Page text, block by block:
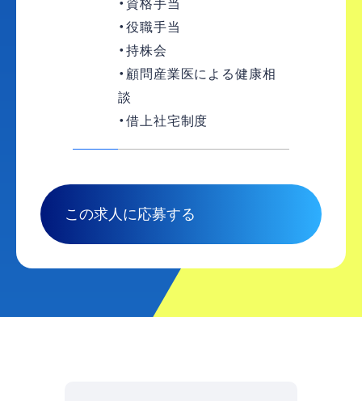
・資格手当
・役職手当
・持株会
・顧問産業医による健康相
談
・借上社宅制度
この求人に応募する